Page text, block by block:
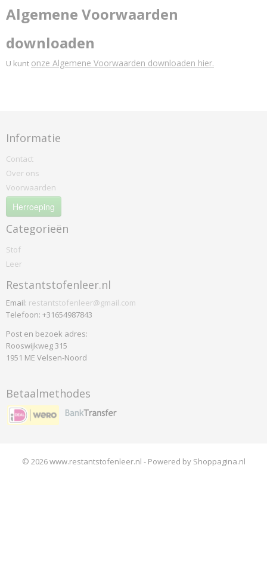
Algemene Voorwaarden
downloaden
U kunt onze Algemene Voorwaarden downloaden hier.
Informatie
Contact
Over ons
Voorwaarden
Herroeping
Categorieën
Stof
Leer
Restantstofenleer.nl
Email: restantstofenleer@gmail.com
Telefoon: +31654987843
Post en bezoek adres:
Rooswijkweg 315
1951 ME Velsen-Noord
Betaalmethodes
© 2026 www.restantstofenleer.nl - Powered by Shoppagina.nl